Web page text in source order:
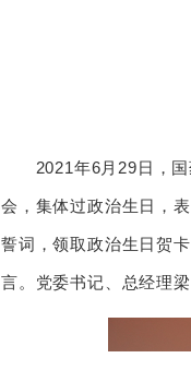
2021年6月29日，国药
会，集体过政治生日，
誓词，领取政治生日贺
言。党委书记、总经理